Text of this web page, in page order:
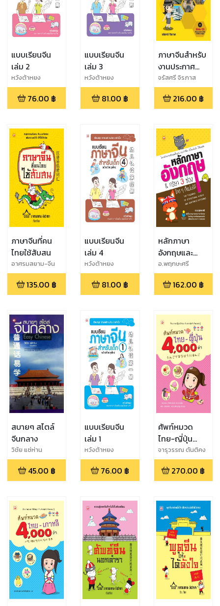
แบบเรียนจีน
เล่ม 2
หวังต้าหยง
76.00 ฿
แบบเรียนจีน
เล่ม 3
หวังต้าหยง
81.00 ฿
ภาษาจีนสำหรับ
งานประกาศ
เสียงตามสาย
จรัสศรี จิรภาส
216.00 ฿
ภาษาจีนที่คน
ไทยใช้สับสน
อาศรมสยาม-จีน
วิทยา
135.00 ฿
แบบเรียนจีน
เล่ม 4
หวังต้าหยง
81.00 ฿
หลักภาษา
อังกฤษและ
กริยา 3 ช่อง
ใคร ๆ ก็แม่นได้
อ.พฤกษะศรี
162.00 ฿
สบายๆ สไตล์
จีนกลาง
วิชัย แซ่ห่าน
45.00 ฿
แบบเรียนจีน
เล่ม 1
หวังต้าหยง
76.00 ฿
ศัพท์หมวด
ไทย-ญี่ปุ่น
4,000 คำ
จารุวรรณ ตันติคง
พันธ์,อลีน เฉลิมชัย
กิจ
270.00 ฿